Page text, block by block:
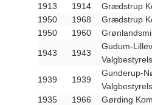
1913 1914
Grædstrup
1950
1968
Grædstrup
1950
1960
1943 1943
Gudum-
1939 1939
Gunderup-
1935
1966
Gørding